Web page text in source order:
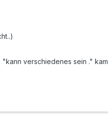
verschiedenes sein ." kam